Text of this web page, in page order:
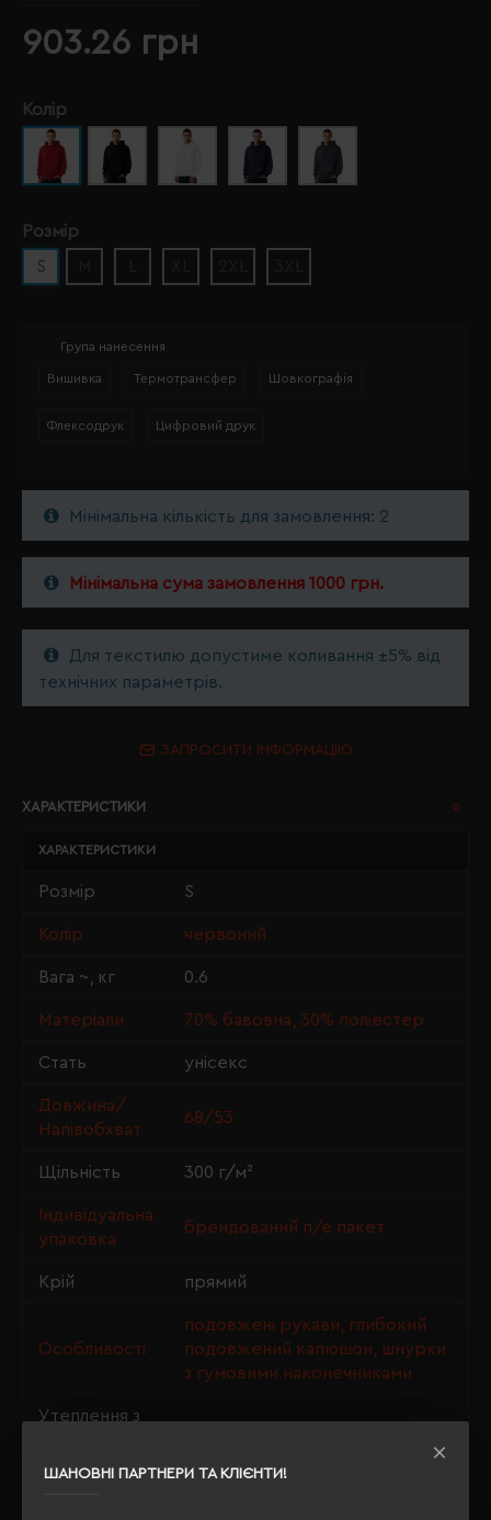
ШАНОВНІ ПАРТНЕРИ ТА КЛІЄНТИ!
903.26 грн
Колір
Розмір
S
Група нанесення
Вишивка Термотрансфер Шовкографія
Флексодрук Цифровий друк
Мінімальна кількість для замовлення: 2
Мінімальна сума замовлення 1000 грн.
Для текстилю допустиме коливання ±5% від
технічних параметрів.
ЗАПРОСИТИ ІНФОРМАЦІЮ
ХАРАКТЕРИСТИКИ
ХАРАКТЕРИСТИКИ
Розмір S
Колір червоний
Вага ~, кг 0.6
Матеріали 70% бавовна, 30% поліестер
Стать унісекс
Довжина/
Напівобхват
68/53
Щільність 300 г/м²
Індивідуальна
упаковка
брендований п/е пакет
Крій прямий
Особливості
подовжені рукави, глибокий
подовжений капюшон, шнурки
з гумовими наконечниками
Утеплення з